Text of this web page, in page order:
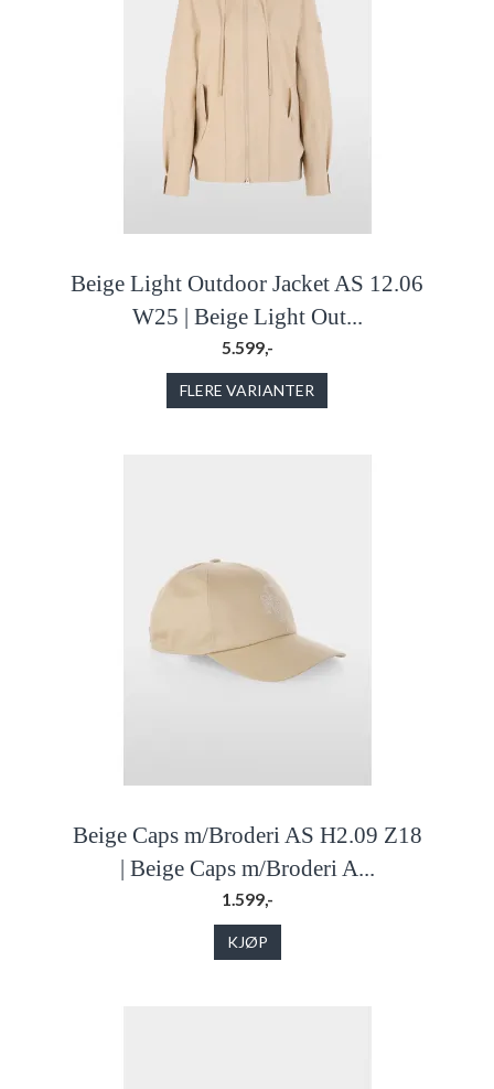
Beige Light Outdoor Jacket AS 12.06
W25 | Beige Light Out...
5.599,-
FLERE VARIANTER
Beige Caps m/Broderi AS H2.09 Z18
| Beige Caps m/Broderi A...
1.599,-
KJØP